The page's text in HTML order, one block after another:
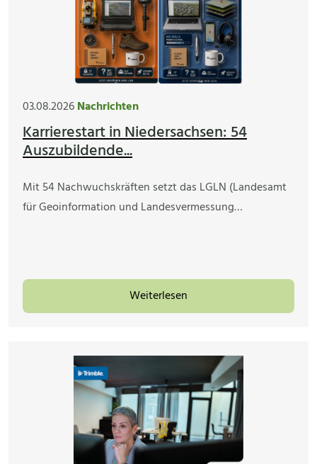
03.08.2026Nachrichten
Karrierestart in Niedersachsen: 54
Auszubildende...
Mit 54 Nachwuchskräften setzt das LGLN (Landesamt
für Geoinformation und Landesvermessung…
Weiterlesen